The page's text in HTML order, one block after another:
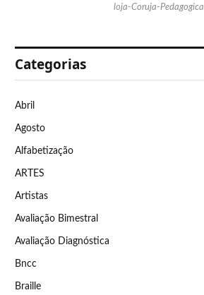
loja-Coruja-Pedagogica
Categorias
Abril
Agosto
Alfabetização
ARTES
Artistas
Avaliação Bimestral
Avaliação Diagnóstica
Bncc
Braille